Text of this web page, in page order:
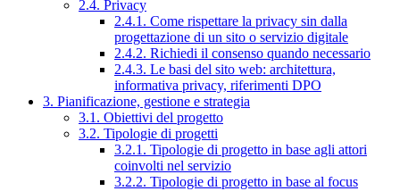
2.4. Privacy
2.4.1. Come rispettare la privacy sin dalla
progettazione di un sito o servizio digitale
2.4.2. Richiedi il consenso quando necessario
2.4.3. Le basi del sito web: architettura,
informativa privacy, riferimenti DPO
3. Pianificazione, gestione e strategia
3.1. Obiettivi del progetto
3.2. Tipologie di progetti
3.2.1. Tipologie di progetto in base agli attori
coinvolti nel servizio
3.2.2. Tipologie di progetto in base al focus